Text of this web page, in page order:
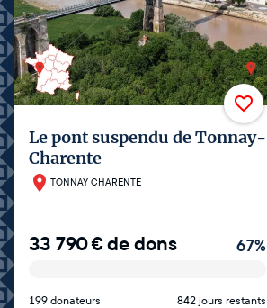
Le pont suspendu de Tonnay-
Charente
TONNAY CHARENTE
33 790€de dons 67%
199 donateurs 842 jours restants